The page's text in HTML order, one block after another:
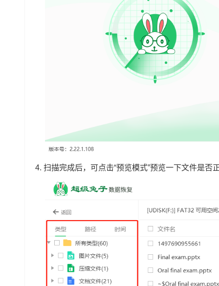
4. 扫描完成后，可点击“预览模式”预览一下文件是否